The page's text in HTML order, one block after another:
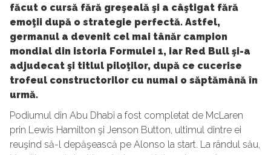
făcut o cursă fără greşeală şi a câştigat fără
emoţii după o strategie perfectă. Astfel,
germanul a devenit cel mai tânăr campion
mondial din istoria Formulei 1, iar Red Bull şi-a
adjudecat şi titlul piloţilor, după ce cucerise
trofeul constructorilor cu numai o săptămână în
urmă.
Podiumul din Abu Dhabi a fost completat de McLaren
prin Lewis Hamilton şi Jenson Button, ultimul dintre ei
reuşind să-l depăşească pe Alonso la start. La rândul său,